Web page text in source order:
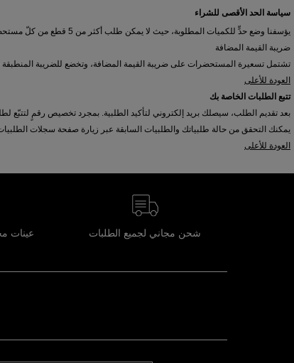
سياسة الحد الأقصى للشراء
يؤسفنا وضع حدٍّ للكميات المطلوبة، حيث لا يمكن طلب أكثر من 5 قطع من كلّ مستحضر. قد يقتصر عدد بعض الباليتات والأطقم محدودة الإصدار التي يحقّ لكِ بطلبها على قطعة أو قطعتين لكلّ طلبية.
ضريبة القيمة المضافة
تشتمل تسعيرة المستحضرات على ضريبة القيمة المضافة، وتخضع للضريبة المنطبقة
العودة للأعلى
تتبع الطلبات الخاصة بك
بعد تقديم الطلب، سيصلك بريد إلكتروني لتأكيد الطلبية. بمجرد تخصيص رقمٍ لتتبّع
يمكنك التحقق من حالة طلبياتك والطلبيات السابقة عبر زيارة صفحة سجلات
العودة للأعلى
شحن مجاني لجميع الطلبات عينات